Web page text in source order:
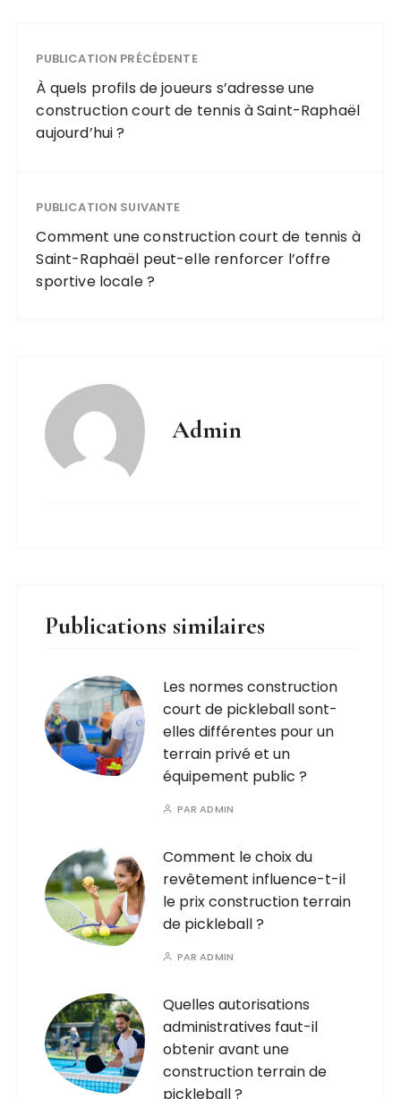
PUBLICATION PRÉCÉDENTE
À quels profils de joueurs s’adresse une
construction court de tennis à Saint-Raphaël
aujourd’hui ?
PUBLICATION SUIVANTE
Comment une construction court de tennis à
Saint-Raphaël peut-elle renforcer l’offre
sportive locale ?
Admin
Publications similaires
Les normes construction
court de pickleball sont-
elles différentes pour un
terrain privé et un
équipement public ?
PARADMIN
Comment le choix du
revêtement influence-t-il
le prix construction terrain
de pickleball ?
PARADMIN
Quelles autorisations
administratives faut-il
obtenir avant une
construction terrain de
pickleball ?